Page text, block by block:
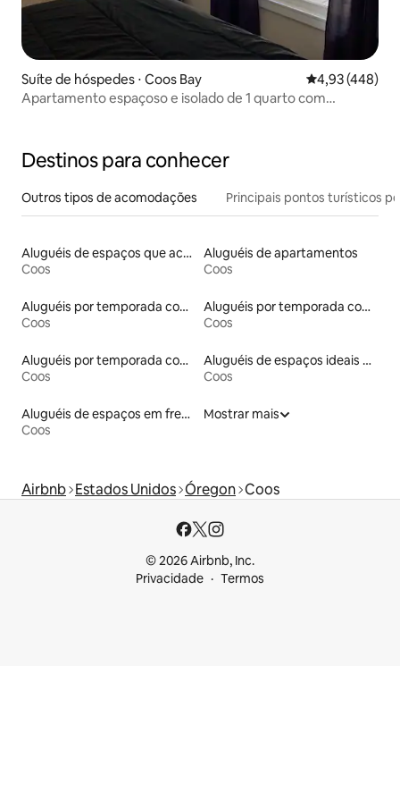
Suíte de hóspedes ⋅ Coos Bay 4,93 de uma
4,93 (448)
Apartamento espaçoso e isolado de 1 quarto com
Destinos para conhecer
Outros tipos de acomodações Principais pontos turísticos
Aluguéis de espaços que aceitam animais de estimação
Coos
Aluguéis de apartamentos
Coos
Aluguéis por temporada com acesso à praia
Coos
Aluguéis por temporada com acesso ao lago
Coos
Aluguéis por temporada com banheira de hidromassagem
Coos
Aluguéis de espaços ideais para famílias
Coos
Aluguéis de espaços em frente à praia
Coos
Mostrar mais
Airbnb Estados Unidos Óregon Coos
© 2026 Airbnb, Inc.
Privacidade
Termos